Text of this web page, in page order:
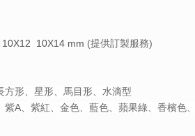
10X14 mm (提供訂製服務)
形、星形、馬目形、水滴型
A、紫紅、金色、藍色、蘋果綠、香檳色